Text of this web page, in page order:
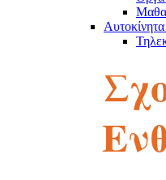
Παζλ
Παζλ
Κούκλες -